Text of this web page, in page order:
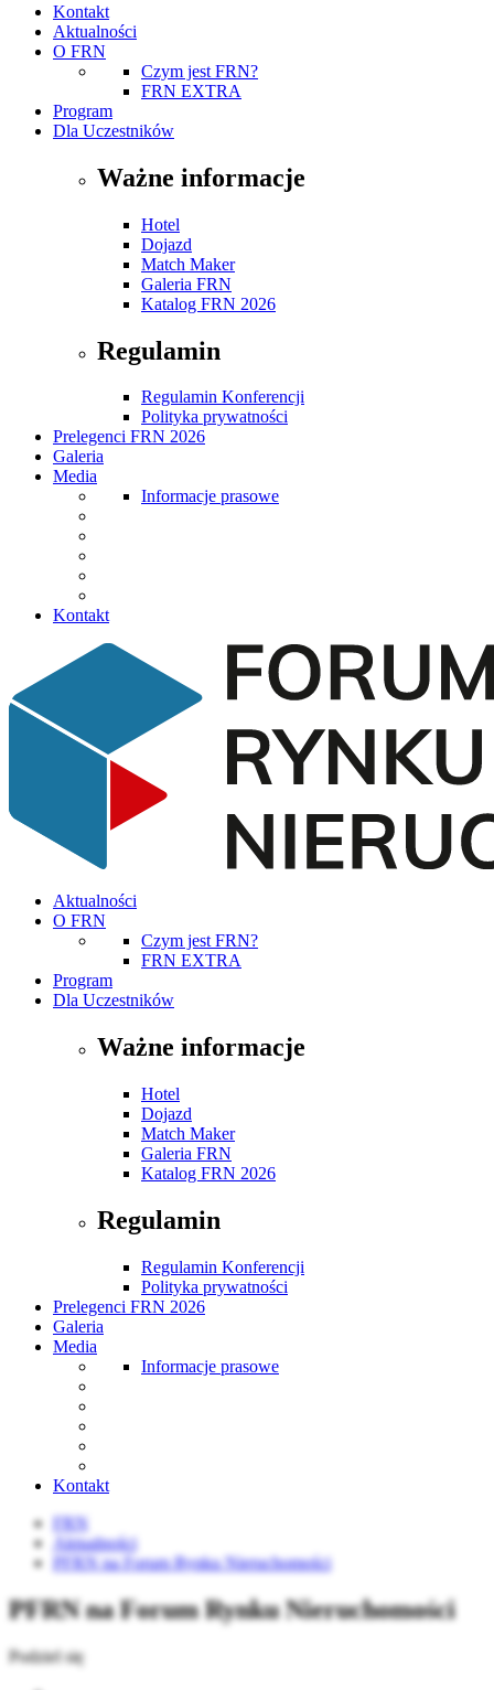
Kontakt
Aktualności
O FRN
Czym jest FRN?
FRN EXTRA
Program
Dla Uczestników
Ważne informacje
Hotel
Dojazd
Match Maker
Galeria FRN
Katalog FRN 2026
Regulamin
Regulamin Konferencji
Polityka prywatności
Prelegenci FRN 2026
Galeria
Media
Informacje prasowe
Kontakt
Aktualności
O FRN
Czym jest FRN?
FRN EXTRA
Program
Dla Uczestników
Ważne informacje
Hotel
Dojazd
Match Maker
Galeria FRN
Katalog FRN 2026
Regulamin
Regulamin Konferencji
Polityka prywatności
Prelegenci FRN 2026
Galeria
Media
Informacje prasowe
Kontakt
FRN
Aktualności
PFRN na Forum Rynku Nieruchomości
PFRN na Forum Rynku Nieruchomości
Podziel się